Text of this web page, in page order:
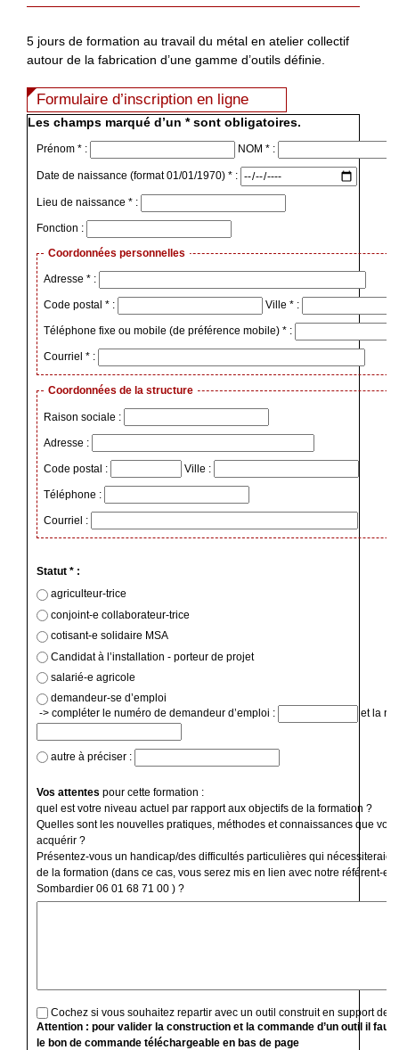
5 jours de formation au travail du métal en atelier collectif
autour de la fabrication d’une gamme d’outils définie.
Formulaire d’inscription en ligne
Les champs marqué d’un * sont obligatoires.
Prénom * : NOM * :
Date de naissance (format 01/01/1970) * :
Lieu de naissance * :
Fonction :
Coordonnées personnelles
Adresse * :
Code postal * : Ville * :
Téléphone fixe ou mobile (de préférence mobile) * :
Courriel * :
Coordonnées de la structure
Raison sociale :
Adresse :
Code postal : Ville :
Téléphone :
Courriel :
Statut * :
agriculteur-trice
conjoint-e collaborateur-trice
cotisant-e solidaire MSA
Candidat à l’installation - porteur de projet
salarié-e agricole
demandeur-se d’emploi
-> compléter le numéro de demandeur d’emploi :
et la
autre à préciser :
Vos attentes pour cette formation :
quel est votre niveau actuel par rapport aux objectifs de la formation ?
Quelles sont les nouvelles pratiques, méthodes et connaissances que
acquérir ?
Présentez-vous un handicap/des difficultés particulières qui
de la formation (dans ce cas, vous serez mis en lien avec notre référent-e
Sombardier 06 01 68 71 00 ) ?
Cochez si vous souhaitez repartir avec un outil construit en support de
Attention : pour valider la construction et la commande d’un outil il faut
le bon de commande téléchargeable en bas de page